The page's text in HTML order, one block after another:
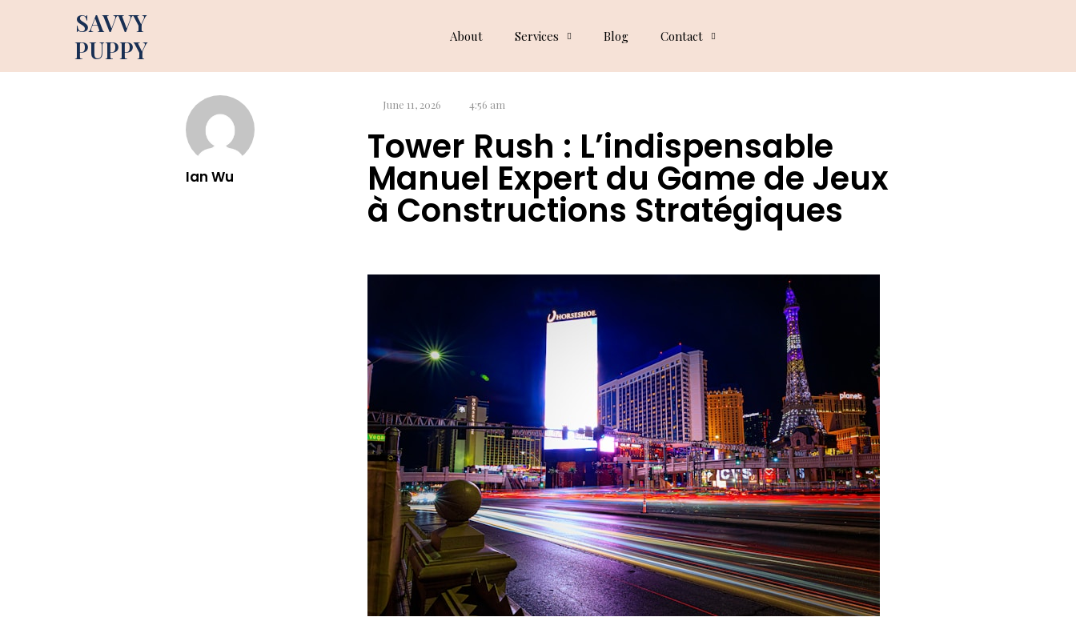
SAVVY
PUPPY
About Services Blog Contact
Dog Blog
Ian Wu
June 11, 2026 4:56 am
Tower Rush : L’indispensable
Manuel Expert du Game de Jeux
à Constructions Stratégiques